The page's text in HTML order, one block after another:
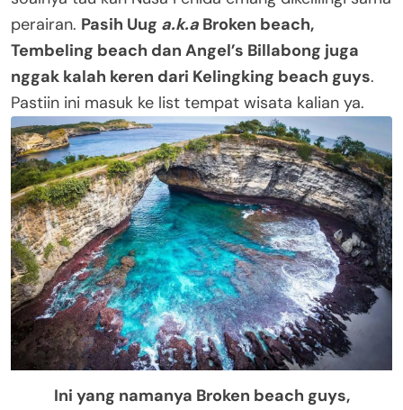
perairan. Pasih Uug a.k.a Broken beach,
Tembeling beach dan Angel’s Billabong juga
nggak kalah keren dari Kelingking beach guys.
Pastiin ini masuk ke list tempat wisata kalian ya.
Ini yang namanya Broken beach guys,